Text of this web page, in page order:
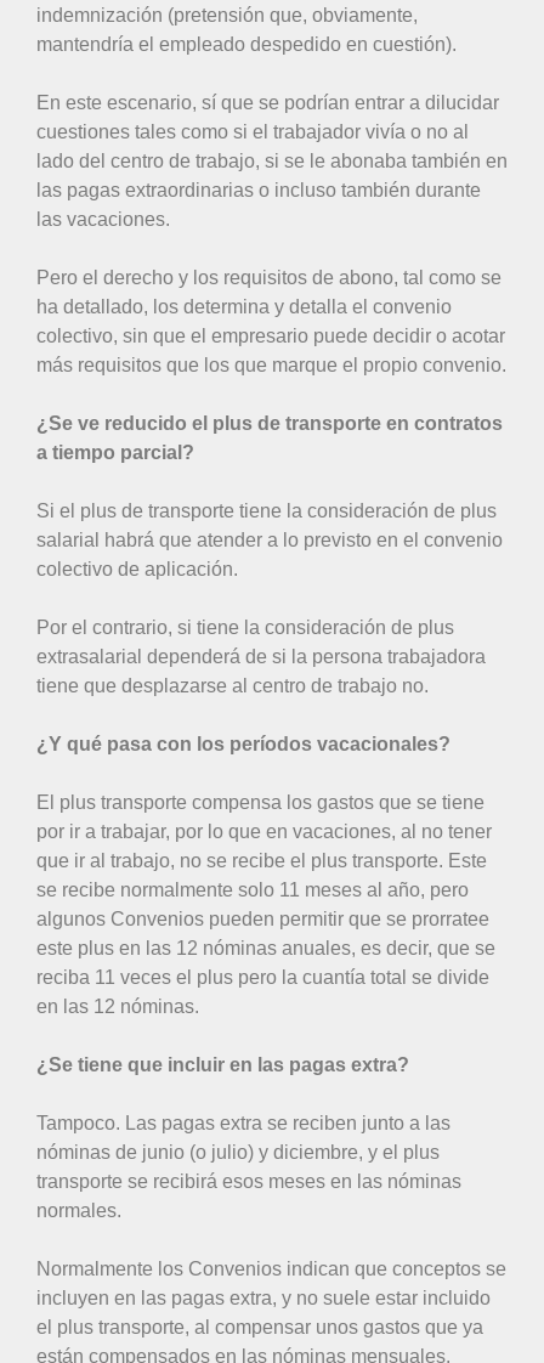
indemnización (pretensión que, obviamente,
mantendría el empleado despedido en cuestión).
En este escenario, sí que se podrían entrar a dilucidar
cuestiones tales como si el trabajador vivía o no al
lado del centro de trabajo, si se le abonaba también en
las pagas extraordinarias o incluso también durante
las vacaciones.
Pero el derecho y los requisitos de abono, tal como se
ha detallado, los determina y detalla el convenio
colectivo, sin que el empresario puede decidir o acotar
más requisitos que los que marque el propio convenio.
¿Se ve reducido el plus de transporte en contratos
a tiempo parcial?
Si el plus de transporte tiene la consideración de plus
salarial habrá que atender a lo previsto en el convenio
colectivo de aplicación.
Por el contrario, si tiene la consideración de plus
extrasalarial dependerá de si la persona trabajadora
tiene que desplazarse al centro de trabajo no.
¿Y qué pasa con los períodos vacacionales?
El plus transporte compensa los gastos que se tiene
por ir a trabajar, por lo que en vacaciones, al no tener
que ir al trabajo, no se recibe el plus transporte. Este
se recibe normalmente solo 11 meses al año, pero
algunos Convenios pueden permitir que se prorratee
este plus en las 12 nóminas anuales, es decir, que se
reciba 11 veces el plus pero la cuantía total se divide
en las 12 nóminas.
¿Se tiene que incluir en las pagas extra?
Tampoco. Las pagas extra se reciben junto a las
nóminas de junio (o julio) y diciembre, y el plus
transporte se recibirá esos meses en las nóminas
normales.
Normalmente los Convenios indican que conceptos se
incluyen en las pagas extra, y no suele estar incluido
el plus transporte, al compensar unos gastos que ya
están compensados en las nóminas mensuales.